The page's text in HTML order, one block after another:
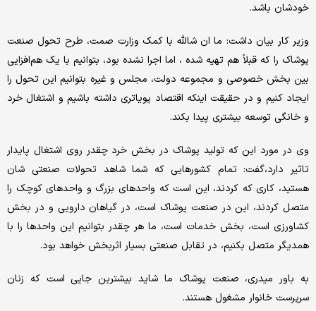
خودشان باشد.
وزیر کار بیان داشت: ما ان شالله با کمک وزارت صمت، طرح تحول صنعت
پوشاک را که قبلاً هم تهیه شده ، اما اجرا نشده بود، بتوانیم با یک هم‌افزایی
بین بخش خصوصی و مجموعه دولت، مجلس و غیره بتوانیم این تحول را
ایجاد کنیم و در حقیقت اینکه اقتصاد پویاتری داشته باشیم و اشتغال خرد
و خانگی توسعه بیشتری پیدا بکند.
وی در مورد این که تولید پوشاک در بخش خرد چقدر روی اشتغال پایدار
تاثیر دارد،‌گفت: تمام کشورهایی که شما شاهد تحولات صنعتی شان
هستید، کاری که کردند، این است که واحدهای بزرگ و واحدهای کوچک را
متصل کردند، این در صنعت پوشاک است، در گیاهان دارویی و در بخش
کشاورزی است، بخش خدمات است، ما هر چقدر بتوانیم این واحدها را با
همدیگر متصل بکنیم، در تقابل صنعتی بسیار اثربخش خواهد بود.
به باور میدری، صنعت پوشاک ما شاید بیشترین جایی است که زنان
سرپرست خانوار مشغول هستند.